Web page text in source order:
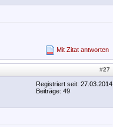
Mit Zitat antworten
#27
Registriert seit: 27.03.2014
Beiträge: 49